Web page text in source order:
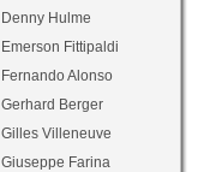
Denny Hulme
Emerson Fittipaldi
Fernando Alonso
Gerhard Berger
Gilles Villeneuve
Giuseppe Farina